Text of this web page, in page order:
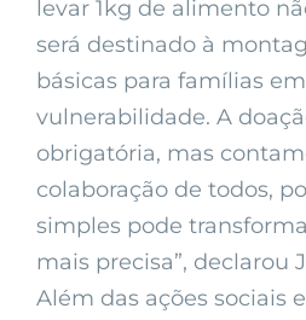
levar 1kg de alimento
será destinado à
básicas para famílias
vulnerabilidade. A
obrigatória, mas
colaboração de todos,
simples pode
mais precisa”, declarou
Além das ações sociais